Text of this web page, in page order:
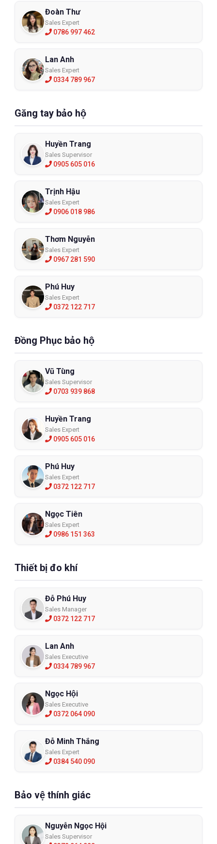
Đoàn Thư
Sales Expert
0786 997 462
Lan Anh
Sales Expert
0334 789 967
Găng tay bảo hộ
Huyền Trang
Sales Supervisor
0905 605 016
Trịnh Hậu
Sales Expert
0906 018 986
Thơm Nguyễn
Sales Expert
0967 281 590
Phú Huy
Sales Expert
0372 122 717
Đồng Phục bảo hộ
Vũ Tùng
Sales Supervisor
0703 939 868
Huyền Trang
Sales Expert
0905 605 016
Phú Huy
Sales Expert
0372 122 717
Ngọc Tiên
Sales Expert
0986 151 363
Thiết bị đo khí
Đỗ Phú Huy
Sales Manager
0372 122 717
Lan Anh
Sales Executive
0334 789 967
Ngọc Hội
Sales Executive
0372 064 090
Đỗ Minh Thắng
Sales Expert
0384 540 090
Bảo vệ thính giác
Nguyễn Ngọc Hội
Sales Supervisor